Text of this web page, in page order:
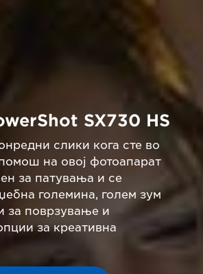
SX730 HS
слики кога сте во
на овој фотоапарат
за патувања и се
големина, голем зум
за поврзување и
за креативна